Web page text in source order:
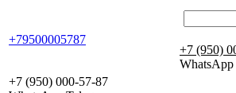
+79500005787
+7 (950)
WhatsApp
+7 (950) 000-57-87